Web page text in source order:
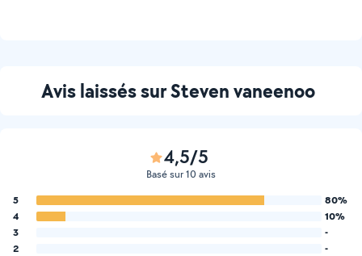
Avis laissés sur Steven vaneenoo
4,5/5
Basé sur 10 avis
5
80%
4
10%
3
-
2
-